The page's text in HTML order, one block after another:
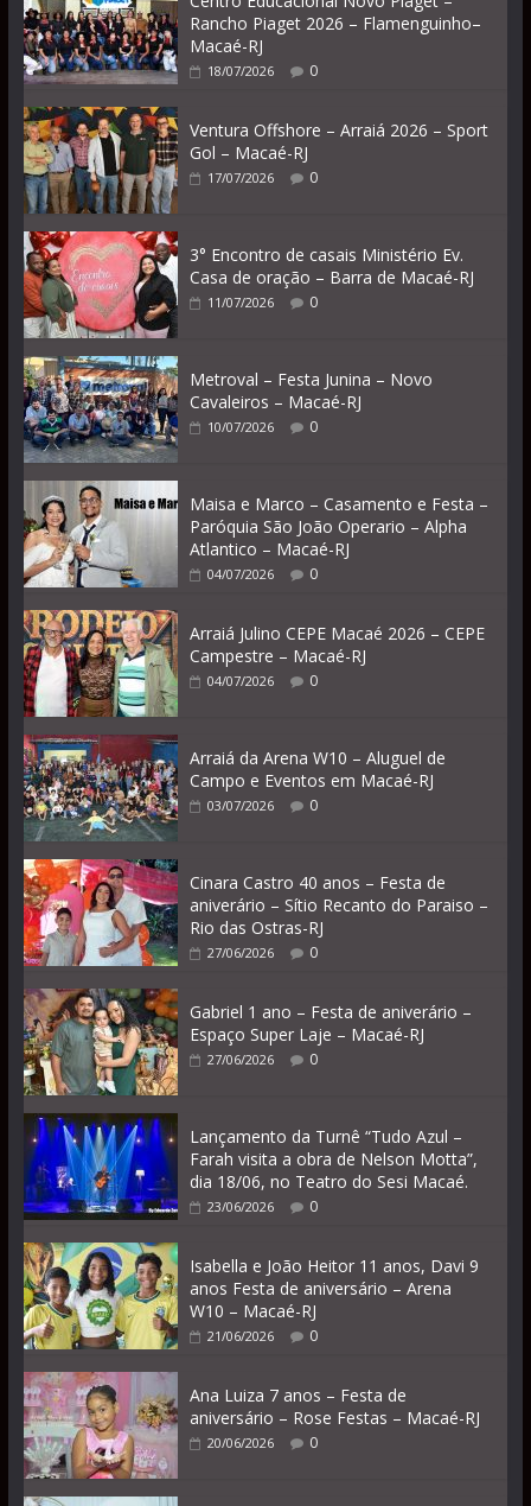
Rancho Piaget 2026 – Flamenguinho–
Macaé-RJ
18/07/2026 0
Ventura Offshore – Arraiá 2026 – Sport
Gol – Macaé-RJ
17/07/2026 0
3° Encontro de casais Ministério Ev.
Casa de oração – Barra de Macaé-RJ
11/07/2026 0
Metroval – Festa Junina – Novo
Cavaleiros – Macaé-RJ
10/07/2026 0
Maisa e Marco – Casamento e Festa –
Paróquia São João Operario – Alpha
Atlantico – Macaé-RJ
04/07/2026 0
Arraiá Julino CEPE Macaé 2026 – CEPE
Campestre – Macaé-RJ
04/07/2026 0
Arraiá da Arena W10 – Aluguel de
Campo e Eventos em Macaé-RJ
03/07/2026 0
Cinara Castro 40 anos – Festa de
aniverário – Sítio Recanto do Paraiso –
Rio das Ostras-RJ
27/06/2026 0
Gabriel 1 ano – Festa de aniverário –
Espaço Super Laje – Macaé-RJ
27/06/2026 0
Lançamento da Turnê “Tudo Azul –
Farah visita a obra de Nelson Motta”,
dia 18/06, no Teatro do Sesi Macaé.
23/06/2026 0
Isabella e João Heitor 11 anos, Davi 9
anos Festa de aniversário – Arena
W10 – Macaé-RJ
21/06/2026 0
Ana Luiza 7 anos – Festa de
aniversário – Rose Festas – Macaé-RJ
20/06/2026 0